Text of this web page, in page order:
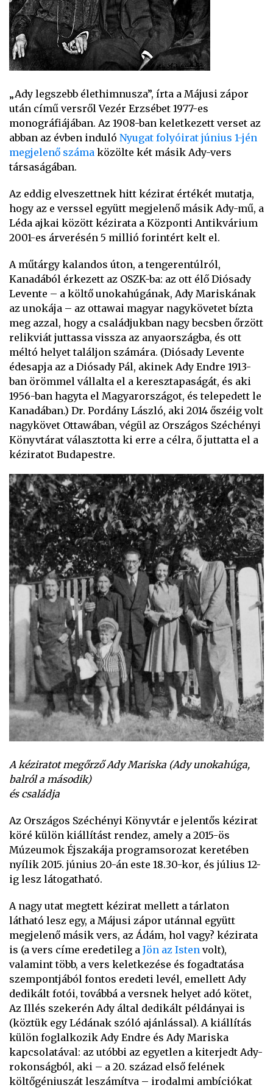
„Ady legszebb élethimnusza”, írta a Májusi zápor
után című versről Vezér Erzsébet 1977-es
monográfiájában. Az 1908-ban keletkezett verset az
abban az évben induló Nyugat folyóirat június 1-jén
megjelenő száma közölte két másik Ady-vers
társaságában.
Az eddig elveszettnek hitt kézirat értékét mutatja,
hogy az e verssel együtt megjelenő másik Ady-mű, a
Léda ajkai között kézirata a Központi Antikvárium
2001-es árverésén 5 millió forintért kelt el.
A műtárgy kalandos úton, a tengerentúlról,
Kanadából érkezett az OSZK-ba: az ott élő Diósady
Levente – a költő unokahúgának, Ady Mariskának
az unokája – az ottawai magyar nagykövetet bízta
meg azzal, hogy a családjukban nagy becsben őrzött
relikviát juttassa vissza az anyaországba, és ott
méltó helyet találjon számára. (Diósady Levente
édesapja az a Diósady Pál, akinek Ady Endre 1913-
ban örömmel vállalta el a keresztapaságát, és aki
1956-ban hagyta el Magyarországot, és telepedett le
Kanadában.) Dr. Pordány László, aki 2014 őszéig volt
nagykövet Ottawában, végül az Országos Széchényi
Könyvtárat választotta ki erre a célra, ő juttatta el a
kéziratot Budapestre.
A kéziratot megőrző Ady Mariska (Ady unokahúga,
balról a második)
és családja
Az Országos Széchényi Könyvtár e jelentős kézirat
köré külön kiállítást rendez, amely a 2015-ös
Múzeumok Éjszakája programsorozat keretében
nyílik 2015. június 20-án este 18.30-kor, és július 12-
ig lesz látogatható.
A nagy utat megtett kézirat mellett a tárlaton
látható lesz egy, a Májusi zápor utánnal együtt
megjelenő másik vers, az Ádám, hol vagy? kézirata
is (a vers címe eredetileg a Jön az Isten volt),
valamint több, a vers keletkezése és fogadtatása
szempontjából fontos eredeti levél, emellett Ady
dedikált fotói, továbbá a versnek helyet adó kötet,
Az Illés szekerén Ady által dedikált példányai is
(köztük egy Lédának szóló ajánlással). A kiállítás
külön foglalkozik Ady Endre és Ady Mariska
kapcsolatával: az utóbbi az egyetlen a kiterjedt Ady-
rokonságból, aki – a 20. század első felének
költőgéniuszát leszámítva – irodalmi ambíciókat